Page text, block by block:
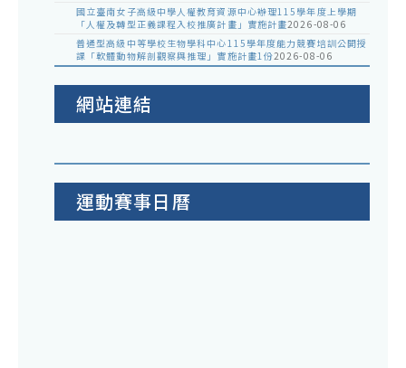
國立臺南女子高級中學人權教育資源中心辦理115學年度上學期
「人權及轉型正義課程入校推廣計畫」實施計畫2026-08-06
普通型高級中等學校生物學科中心115學年度能力競賽培訓公開授
課「軟體動物解剖觀察與推理」實施計畫1份2026-08-06
網站連結
運動賽事日曆